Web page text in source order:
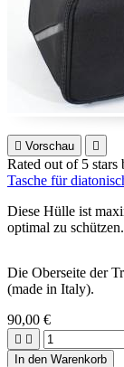
 Vorschau 
Rated out of 5 stars
Tasche für
Diese Hülle ist
optimal zu schützen.
Die Oberseite der
(made in Italy).
90,00 €
 
In den Warenkorb